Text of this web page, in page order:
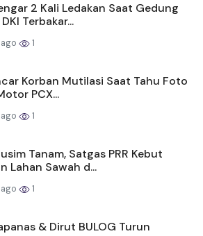
2 Kali Ledakan Saat Gedung
Terbakar...
1
Korban Mutilasi Saat Tahu Foto
PCX...
1
Tanam, Satgas PRR Kebut
Lahan Sawah d...
1
& Dirut BULOG Turun